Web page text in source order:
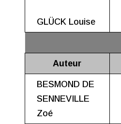
GLÜCK Louise
Auteur
BESMOND DE
SENNEVILLE
Zoé